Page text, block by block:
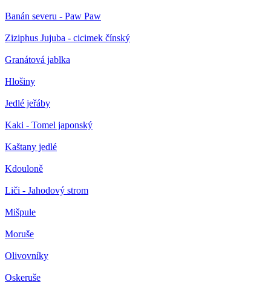
Banán severu - Paw Paw
Ziziphus Jujuba - cicimek čínský
Granátová jablka
Hlošiny
Jedlé jeřáby
Kaki - Tomel japonský
Kaštany jedlé
Kdouloně
Liči - Jahodový strom
Mišpule
Moruše
Olivovníky
Oskeruše